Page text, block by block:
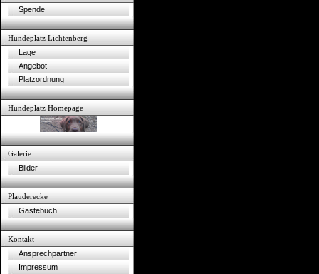
Spende
Hundeplatz Lichtenberg
Lage
Angebot
Platzordnung
Hundeplatz Homepage
Galerie
Bilder
Plauderecke
Gästebuch
Kontakt
Ansprechpartner
Impressum